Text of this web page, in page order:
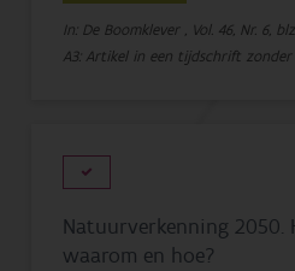
In: De Boomklever , Vol. 46, Nr. 6,
A3: Artikel in een tijdschrift
Natuurverkenning 2050.
waarom en hoe?